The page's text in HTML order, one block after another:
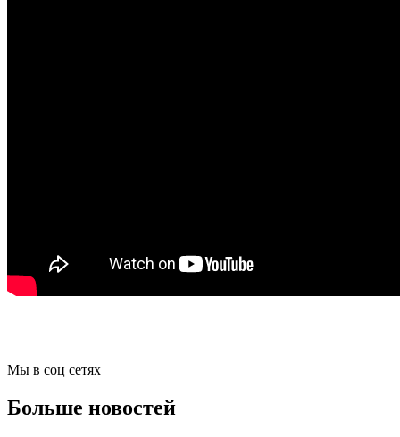
Мы в соц сетях
Больше новостей